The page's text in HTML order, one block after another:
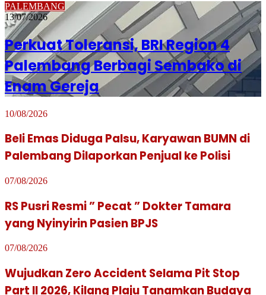
PALEMBANG
13/07/2026
Perkuat Toleransi, BRI Region 4
Palembang Berbagi Sembako di
Enam Gereja
10/08/2026
Beli Emas Diduga Palsu, Karyawan BUMN di
Palembang Dilaporkan Penjual ke Polisi
07/08/2026
RS Pusri Resmi ” Pecat ” Dokter Tamara
yang Nyinyirin Pasien BPJS
07/08/2026
Wujudkan Zero Accident Selama Pit Stop
Part II 2026, Kilang Plaju Tanamkan Budaya